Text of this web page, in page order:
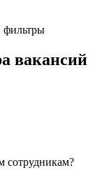
фильтры
вакансий
сотрудникам?